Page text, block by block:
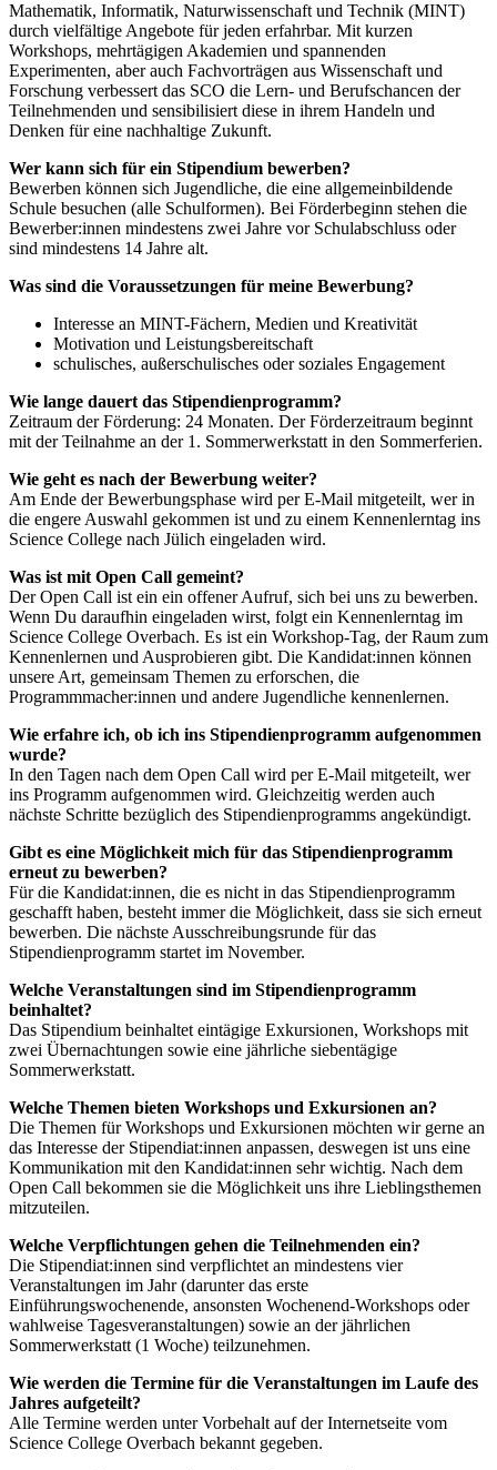
Mathematik, Informatik, Naturwissenschaft und Technik (MINT)
durch vielfältige Angebote für jeden erfahrbar. Mit kurzen
Workshops, mehrtägigen Akademien und spannenden
Experimenten, aber auch Fachvorträgen aus Wissenschaft und
Forschung verbessert das SCO die Lern- und Berufschancen der
Teilnehmenden und sensibilisiert diese in ihrem Handeln und
Denken für eine nachhaltige Zukunft.
Wer kann sich für ein Stipendium bewerben?
Bewerben können sich Jugendliche, die eine allgemeinbildende
Schule besuchen (alle Schulformen). Bei Förderbeginn stehen die
Bewerber:innen mindestens zwei Jahre vor Schulabschluss oder
sind mindestens 14 Jahre alt.
Was sind die Voraussetzungen für meine Bewerbung?
Interesse an MINT-Fächern, Medien und Kreativität
Motivation und Leistungsbereitschaft
schulisches, außerschulisches oder soziales Engagement
Wie lange dauert das Stipendienprogramm?
Zeitraum der Förderung: 24 Monaten. Der Förderzeitraum beginnt
mit der Teilnahme an der 1. Sommerwerkstatt in den Sommerferien.
Wie geht es nach der Bewerbung weiter?
Am Ende der Bewerbungsphase wird per E-Mail mitgeteilt, wer in
die engere Auswahl gekommen ist und zu einem Kennenlerntag ins
Science College nach Jülich eingeladen wird.
Was ist mit Open Call gemeint?
Der Open Call ist ein ein offener Aufruf, sich bei uns zu bewerben.
Wenn Du daraufhin eingeladen wirst, folgt ein Kennenlerntag im
Science College Overbach. Es ist ein Workshop-Tag, der Raum zum
Kennenlernen und Ausprobieren gibt. Die Kandidat:innen können
unsere Art, gemeinsam Themen zu erforschen, die
Programmmacher:innen und andere Jugendliche kennenlernen.
Wie erfahre ich, ob ich ins Stipendienprogramm aufgenommen
wurde?
In den Tagen nach dem Open Call wird per E-Mail mitgeteilt, wer
ins Programm aufgenommen wird. Gleichzeitig werden auch
nächste Schritte bezüglich des Stipendienprogramms angekündigt.
Gibt es eine Möglichkeit mich für das Stipendienprogramm
erneut zu bewerben?
Für die Kandidat:innen, die es nicht in das Stipendienprogramm
geschafft haben, besteht immer die Möglichkeit, dass sie sich erneut
bewerben. Die nächste Ausschreibungsrunde für das
Stipendienprogramm startet im November.
Welche Veranstaltungen sind im Stipendienprogramm
beinhaltet?
Das Stipendium beinhaltet eintägige Exkursionen, Workshops mit
zwei Übernachtungen sowie eine jährliche siebentägige
Sommerwerkstatt.
Welche Themen bieten Workshops und Exkursionen an?
Die Themen für Workshops und Exkursionen möchten wir gerne an
das Interesse der Stipendiat:innen anpassen, deswegen ist uns eine
Kommunikation mit den Kandidat:innen sehr wichtig. Nach dem
Open Call bekommen sie die Möglichkeit uns ihre Lieblingsthemen
mitzuteilen.
Welche Verpflichtungen gehen die Teilnehmenden ein?
Die Stipendiat:innen sind verpflichtet an mindestens vier
Veranstaltungen im Jahr (darunter das erste
Einführungswochenende, ansonsten Wochenend-Workshops oder
wahlweise Tagesveranstaltungen) sowie an der jährlichen
Sommerwerkstatt (1 Woche) teilzunehmen.
Wie werden die Termine für die Veranstaltungen im Laufe des
Jahres aufgeteilt?
Alle Termine werden unter Vorbehalt auf der Internetseite vom
Science College Overbach bekannt gegeben.